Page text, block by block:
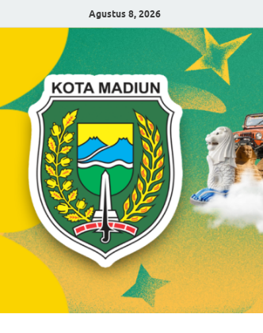
Agustus 8, 2026